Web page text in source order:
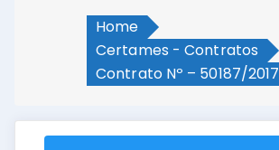
Home
Certames - Contratos
Contrato Nº – 50187/2017